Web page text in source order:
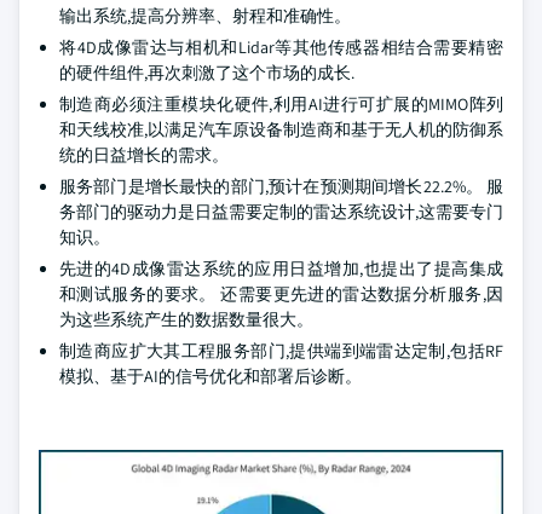
输出系统,提高分辨率、射程和准确性。
将4D成像雷达与相机和Lidar等其他传感器相结合需要精密
的硬件组件,再次刺激了这个市场的成长.
制造商必须注重模块化硬件,利用AI进行可扩展的MIMO阵列
和天线校准,以满足汽车原设备制造商和基于无人机的防御系
统的日益增长的需求。
服务部门是增长最快的部门,预计在预测期间增长22.2%。 服
务部门的驱动力是日益需要定制的雷达系统设计,这需要专门
知识。
先进的4D成像雷达系统的应用日益增加,也提出了提高集成
和测试服务的要求。 还需要更先进的雷达数据分析服务,因
为这些系统产生的数据数量很大。
制造商应扩大其工程服务部门,提供端到端雷达定制,包括RF
模拟、基于AI的信号优化和部署后诊断。